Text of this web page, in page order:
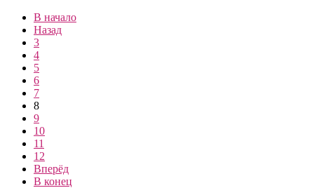
В начало
Назад
3
4
5
6
7
8
9
10
11
12
Вперёд
В конец